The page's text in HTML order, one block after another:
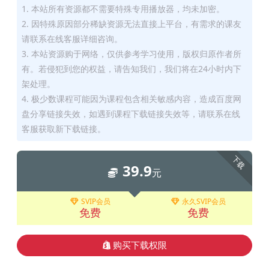
1. 本站所有资源都不需要特殊专用播放器，均未加密。
2. 因特殊原因部分稀缺资源无法直接上平台，有需求的课友
请联系在线客服详细咨询。
3. 本站资源购于网络，仅供参考学习使用，版权归原作者所
有。若侵犯到您的权益，请告知我们，我们将在24小时内下
架处理。
4. 极少数课程可能因为课程包含相关敏感内容，造成百度网
盘分享链接失效，如遇到课程下载链接失效等，请联系在线
客服获取新下载链接。
下载
39.9元
SVIP会员
免费
永久SVIP会员
免费
购买下载权限